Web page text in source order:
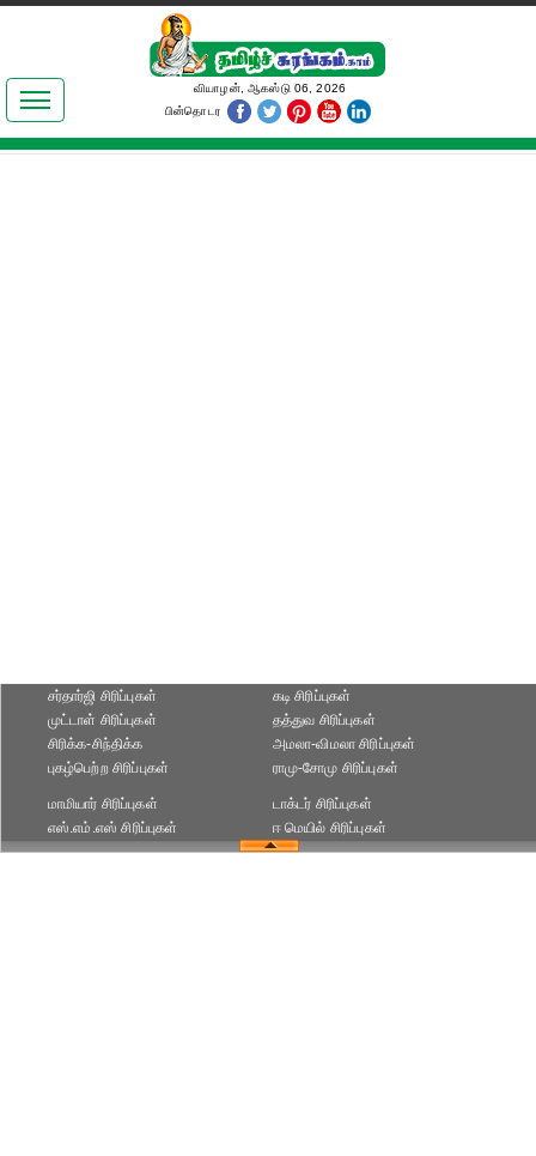
இலக்கியங்கள்
தமிழ் உலகம்
வியாழன், ஆகஸ்டு 06, 2026
பின்தொடர
சர்தார்ஜி சிரிப்புகள்
முட்டாள் சிரிப்புகள்
கடி சிரிப்புகள்
தத்துவ சிரிப்புகள்
சிரிக்க-சிந்திக்க
புகழ்பெற்ற சிரிப்புகள்
அமலா-விமலா சிரிப்புகள்
ராமு-சோமு சிரிப்புகள்
மாமியார் சிரிப்புகள்
எஸ்.எம்.எஸ் சிரிப்புகள்
டாக்டர் சிரிப்புகள்
ஈ மெயில் சிரிப்புகள்